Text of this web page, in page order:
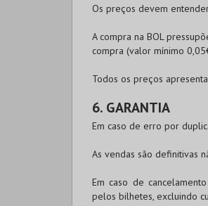
Os preços devem
A compra naBOL
compra (valor mínimo
Todos os preços
6. GARANTIA
Em caso de erro por
As vendas são definitivas
Em caso de
pelos bilhetes, excluindo